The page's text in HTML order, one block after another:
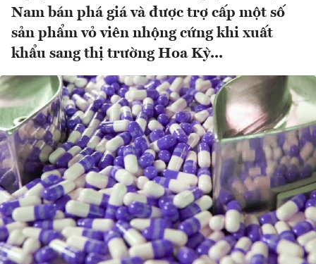
Nam bán phá giá và được trợ cấp một số
sản phẩm vỏ viên nhộng cứng khi xuất
khẩu sang thị trường Hoa Kỳ...